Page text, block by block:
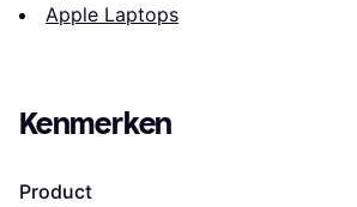
Apple Laptops
Kenmerken
Product